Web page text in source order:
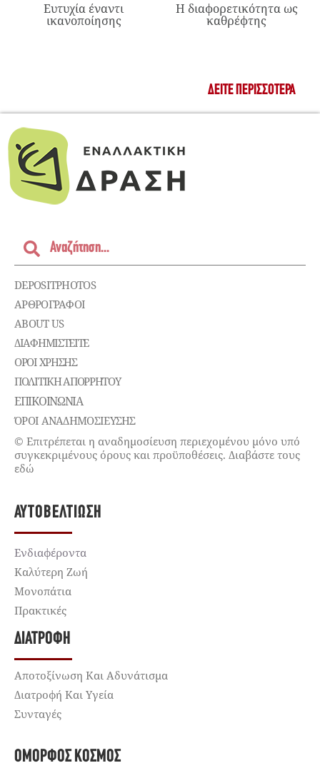
Ευτυχία έναντι
ικανοποίησης
Η διαφορετικότητα ως
καθρέφτης
ΔΕΊΤΕ ΠΕΡΙΣΣΌΤΕΡΑ
DEPOSITPHOTOS
ΑΡΘΡΟΓΡΑΦΟΙ
ABOUT US
ΔΙΑΦΗΜΙΣΤΕΊΤΕ
ΌΡΟΙ ΧΡΉΣΗΣ
ΠΟΛΙΤΙΚΉ ΑΠΟΡΡΉΤΟΥ
ΕΠΙΚΟΙΝΩΝΊΑ
ΌΡΟΙ ΑΝΑΔΗΜΟΣΙΕΥΣΗΣ
© Επιτρέπεται η αναδημοσίευση περιεχομένου μόνο υπό
συγκεκριμένους όρους και προϋποθέσεις. Διαβάστε τους
εδώ
ΑΥΤΟΒΕΛΤΊΩΣΗ
Ενδιαφέροντα
Καλύτερη Ζωή
Μονοπάτια
Πρακτικές
ΔΙΑΤΡΟΦΉ
Αποτοξίνωση Και Αδυνάτισμα
Διατροφή Και Υγεία
Συνταγές
ΌΜΟΡΦΟΣ ΚΌΣΜΟΣ